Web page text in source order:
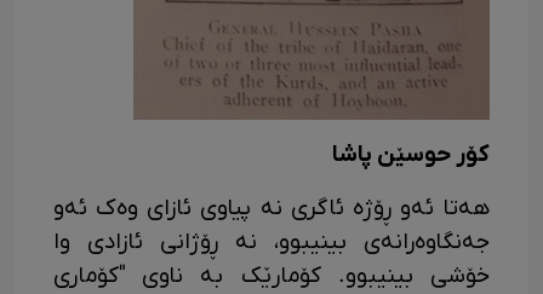
کۆر حوسێن پاشا
هەتا ئەو ڕۆژە ئاگری نە پیاوی ئازای وەک ئەو
جەنگاوەرانەی بینیبوو، نە ڕۆژانی ئازادی وا
خۆشی بینیبوو. کۆمارێک بە ناوی "کۆماری